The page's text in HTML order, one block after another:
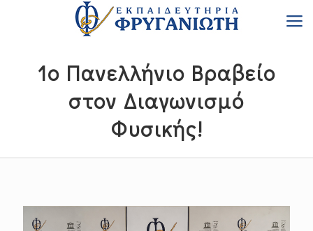
1ο Πανελλήνιο Βραβείο
στον Διαγωνισμό
Φυσικής!